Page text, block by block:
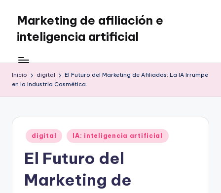
Saltar
contenido
Marketing de afiliación e
inteligencia artificial
Inicio digital
El Futuro del Marketing de Afiliados: La IA Irrumpe
en la Industria Cosmética.
Publicado
en
digital IA: inteligencia artificial
El Futuro del
Marketing de